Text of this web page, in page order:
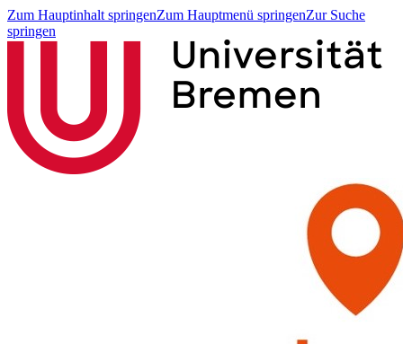
Zum Hauptinhalt springenZum Hauptmenü springenZur Suche
springen